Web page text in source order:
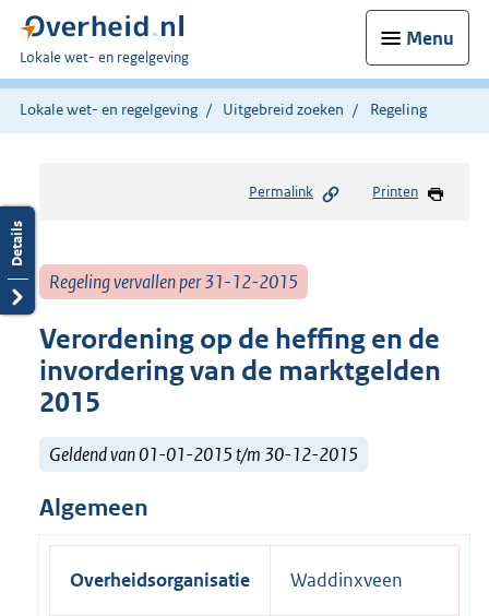
Menu
U
bent
hier:
Lokale wet- en regelgeving
Lokale wet- en regelgeving Uitgebreid zoeken Regeling
Permalink Printen
Regeling vervallen per 31-12-2015
Verordening op de heffing en de
invordering van de marktgelden
2015
Geldend van 01-01-2015 t/m 30-12-2015
Algemeen
Overheidsorganisatie Waddinxveen